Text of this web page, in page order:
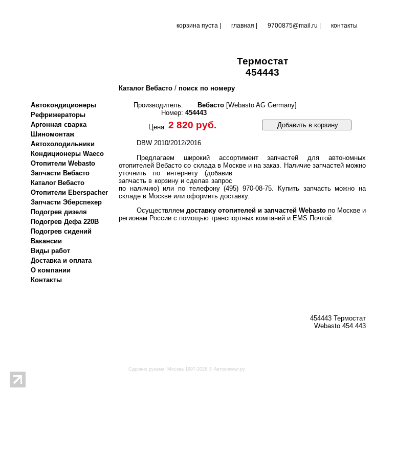
корзина пуста | главная 9700875@mail.ru | контакты
Термостат
454443
Автокондиционеры
Рефрижераторы
Аргонная сварка
Шиномонтаж
Автохолодильники
Кондиционеры Waeco
Отопители Webasto
Запчасти Вебасто
Каталог Вебасто
Отопители Eberspacher
Запчасти Эберспехер
Подогрев дизеля
Подогрев Дефа 220В
Подогрев сидений
Вакансии
Виды работ
Доставка и оплата
О компании
Контакты
Каталог Вебасто / поиск по номеру
Производитель:
Номер:
Вебасто [Webasto AG Germany]
454443
Цена: 2 820 руб. Добавить в корзину
DBW 2010/2012/2016
Предлагаем широкий ассортимент запчастей для автономных
отопителей Вебасто со склада в Москве и на заказ. Наличие запчастей можно
уточнить по интернету (добавив
запчасть в корзину и сделав запрос
по наличию) или по телефону (495) 970-08-75. Купить запчасть можно на
складе в Москве или оформить доставку.
Осуществляем доставку отопителей и запчастей Webasto по Москве и
регионам России с помощью транспортных компаний и EMS Почтой.
454443 Термостат
Webasto 454.443
Сделано руками. Москва 1997-2026 © Автоклимат.ру